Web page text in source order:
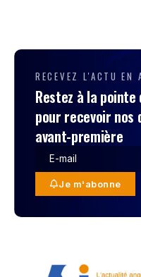
RECEVEZ L'ACTU EN
Restez à la
pour recevoir
avant-première
Je m'abonne